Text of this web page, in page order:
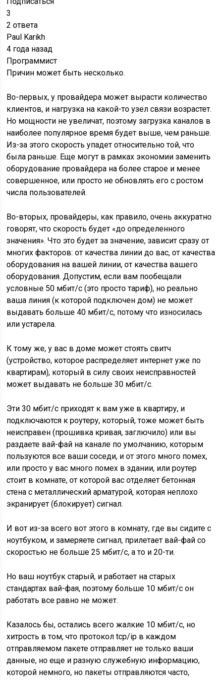
Во-первых, у провайдера может вырасти количество
клиентов, и нагрузка на какой-то узел связи возрастет.
Но мощности не увеличат, поэтому загрузка каналов в
наиболее популярное время будет выше, чем раньше.
Из-за этого скорость упадет относительно той, что
оборудование провайдера на более старое и менее
совершенное, или просто не обновлять его с ростом
числа пользователей.
Во-вторых, провайдеры, как правило, очень аккуратно
говорят, что скорость будет «до определенного
значения». Что это будет за значение, зависит сразу от
многих факторов: от качества линии до вас, от качества
оборудования на вашей линии, от качества вашего
условные 50 мбит/с (это просто тариф), но реально
ваша линия (к которой подключен дом) не может
выдавать больше 40 мбит/с, потому что износилась
или устарела.
К тому же, у вас в доме может стоять свитч
(устройство, которое распределяет интернет уже по
квартирам), который в силу своих неисправностей
может выдавать не больше 30 мбит/с.
подключаются к роутеру, который, тоже может быть
неисправен (прошивка кривая, заглючило) или вы
раздаете вай-фай на канале по умолчанию, которым
пользуются все ваши соседи, и от этого много помех,
стоит в комнате, от которой вас отделяет бетонная
стена с металлический арматурой, которая неплохо
экранирует (блокирует) сигнал.
И вот из-за всего вот этого в комнату, где вы сидите с
ноутбуком, и замеряете сигнал, прилетает вай-фай со
скоростью не больше 25 мбит/с, а то и 20-ти.
Но ваш ноутбук старый, и работает на старых
работать все равно не может.
Казалось бы, остались всего жалкие 10 мбит/с, но
отправляемом пакете отправляет не только ваши
данные, но еще и разную служебную информацию,
которой немного, но пакеты отправляются часто,
превращаются в 9.8, а то и меньше.
Поэтому вы замеряете скорость, и видите различие от
обещанного аж в пять раз, и даже больше.